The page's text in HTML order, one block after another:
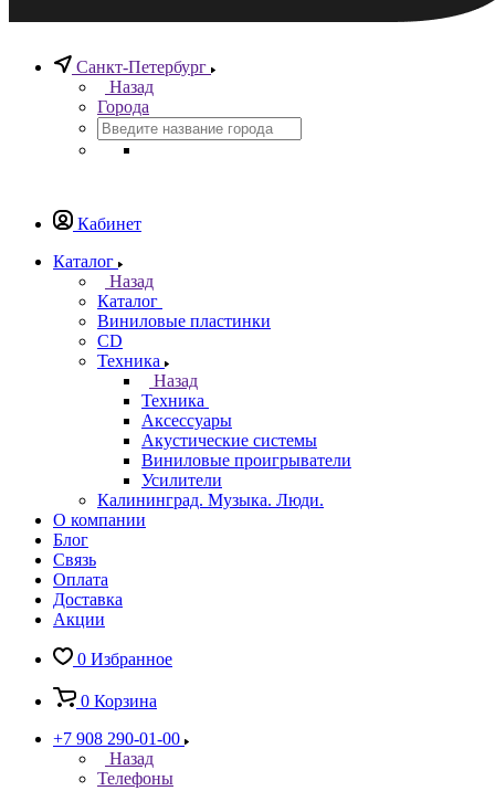
Санкт-Петербург
Назад
Города
Кабинет
Каталог
Назад
Каталог
Виниловые пластинки
CD
Техника
Назад
Техника
Аксессуары
Акустические системы
Виниловые проигрыватели
Усилители
Калининград. Музыка. Люди.
О компании
Блог
Связь
Оплата
Доставка
Акции
0 Избранное
0 Корзина
+7 908 290-01-00
Назад
Телефоны